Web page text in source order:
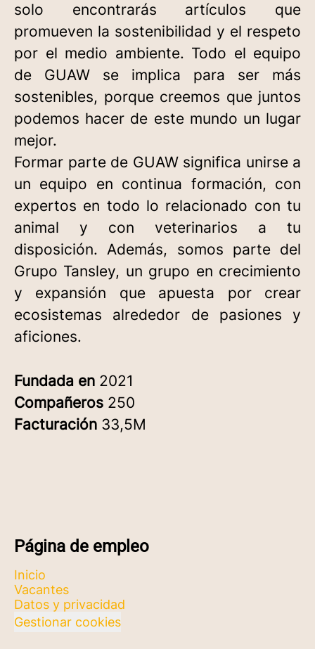
solo encontrarás artículos que
promueven la sostenibilidad y el respeto
por el medio ambiente. Todo el equipo
de GUAW se implica para ser más
sostenibles, porque creemos que juntos
podemos hacer de este mundo un lugar
mejor. ​
Formar parte de GUAW significa unirse a
un equipo en continua formación, con
expertos en todo lo relacionado con tu
animal y con veterinarios a tu
disposición. Además, somos parte del
Grupo Tansley, un grupo en crecimiento
y expansión que apuesta por crear
ecosistemas alrededor de pasiones y
aficiones.
Fundada en 2021
Compañeros 250
Facturación 33,5M
Página de empleo
Inicio
Vacantes
Datos y privacidad
Gestionar cookies